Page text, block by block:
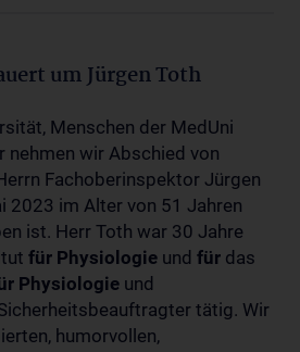
um Jürgen Toth
Menschen der MedUni
nehmen wir Abschied von
Fachoberinspektor Jürgen
2023 im Alter von 51 Jahren
ist. Herr Toth war 30 Jahre
für Physiologie und für das
Physiologie und
tätig. Wir
humorvollen,